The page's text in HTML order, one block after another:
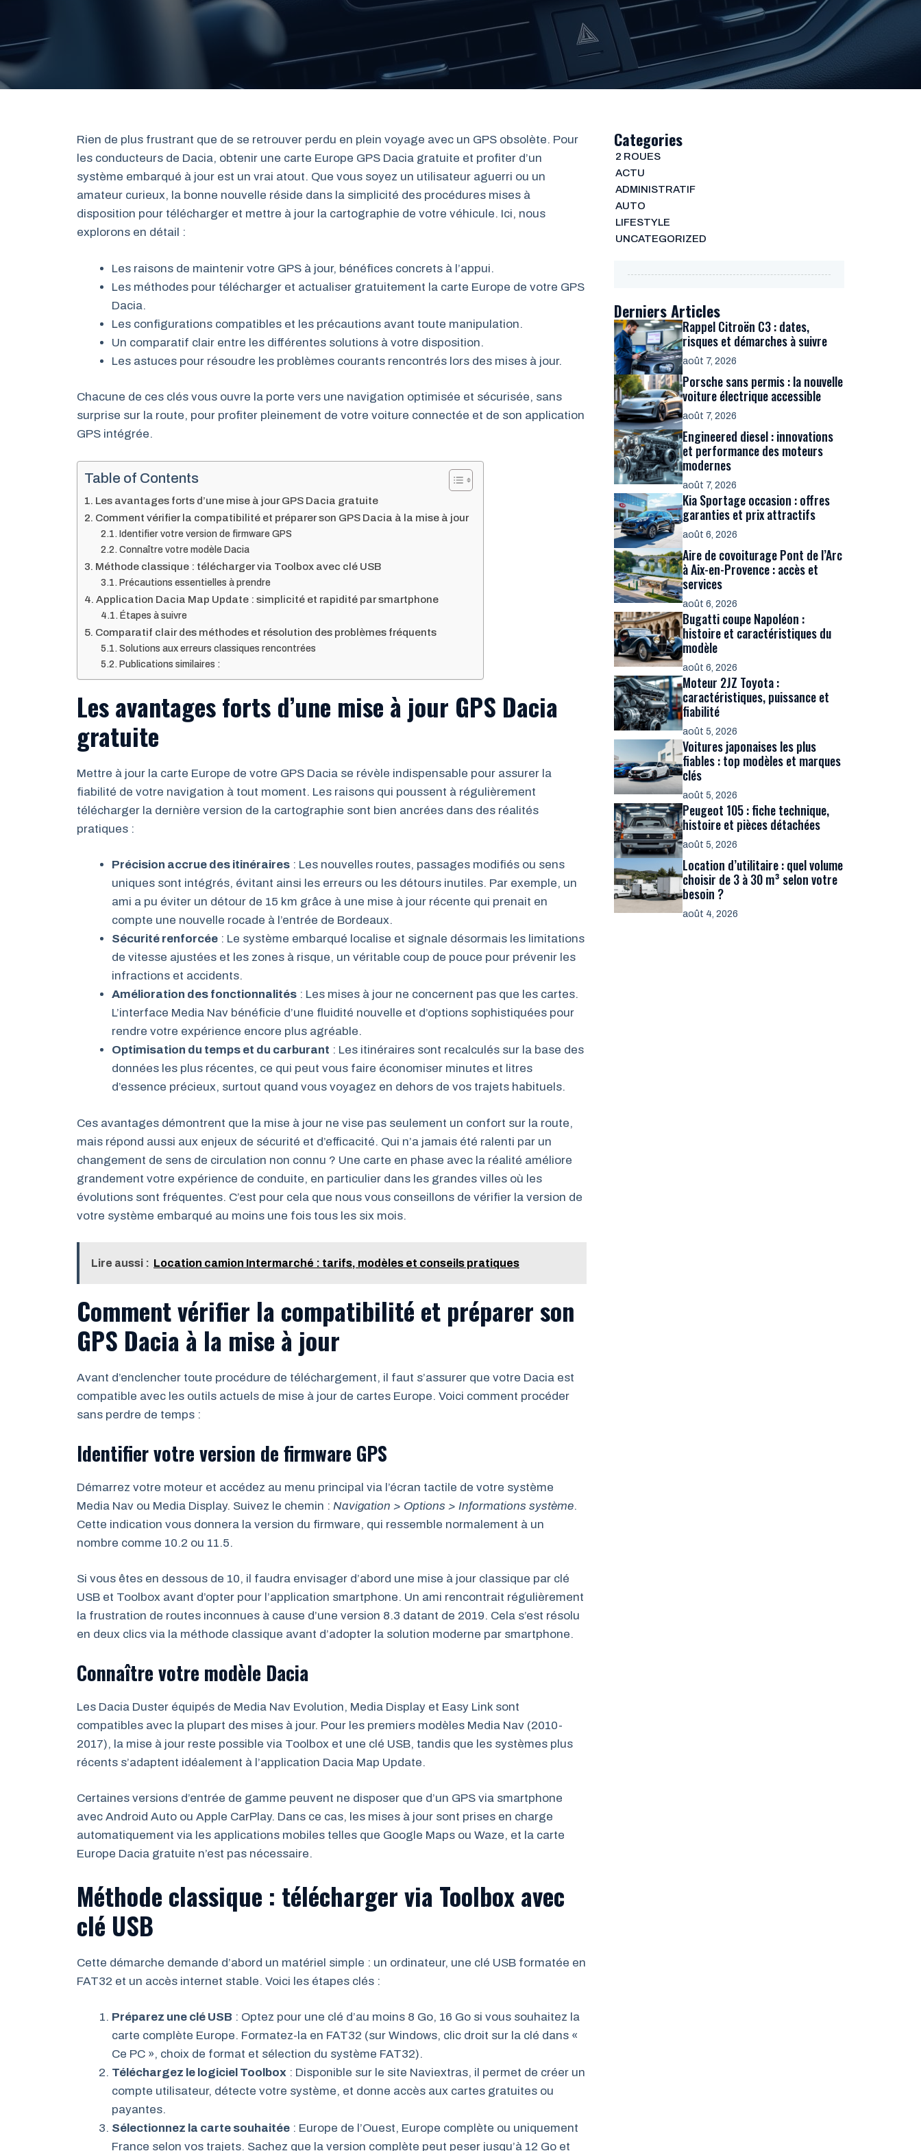
Rien de plus frustrant que de se retrouver perdu en plein voyage avec un GPS obsolète. Pour
les conducteurs de Dacia, obtenir une carte Europe GPS Dacia gratuite et profiter d’un
système embarqué à jour est un vrai atout. Que vous soyez un utilisateur aguerri ou un
amateur curieux, la bonne nouvelle réside dans la simplicité des procédures mises à
disposition pour télécharger et mettre à jour la cartographie de votre véhicule. Ici, nous
explorons en détail :
Les raisons de maintenir votre GPS à jour, bénéfices concrets à l’appui.
Les méthodes pour télécharger et actualiser gratuitement la carte Europe de votre GPS
Dacia.
Les configurations compatibles et les précautions avant toute manipulation.
Un comparatif clair entre les différentes solutions à votre disposition.
Les astuces pour résoudre les problèmes courants rencontrés lors des mises à jour.
Chacune de ces clés vous ouvre la porte vers une navigation optimisée et sécurisée, sans
surprise sur la route, pour profiter pleinement de votre voiture connectée et de son application
GPS intégrée.
Table of Contents
Les avantages forts d’une mise à jour GPS Dacia gratuite
Comment vérifier la compatibilité et préparer son GPS Dacia à la mise à jour
Identifier votre version de firmware GPS
Connaître votre modèle Dacia
Méthode classique : télécharger via Toolbox avec clé USB
Précautions essentielles à prendre
Application Dacia Map Update : simplicité et rapidité par smartphone
Étapes à suivre
Comparatif clair des méthodes et résolution des problèmes fréquents
Solutions aux erreurs classiques rencontrées
Publications similaires :
Les avantages forts d’une mise à jour GPS Dacia
gratuite
Mettre à jour la carte Europe de votre GPS Dacia se révèle indispensable pour assurer la
fiabilité de votre navigation à tout moment. Les raisons qui poussent à régulièrement
télécharger la dernière version de la cartographie sont bien ancrées dans des réalités
pratiques :
Précision accrue des itinéraires : Les nouvelles routes, passages modifiés ou sens
uniques sont intégrés, évitant ainsi les erreurs ou les détours inutiles. Par exemple, un
ami a pu éviter un détour de 15 km grâce à une mise à jour récente qui prenait en
compte une nouvelle rocade à l’entrée de Bordeaux.
Sécurité renforcée : Le système embarqué localise et signale désormais les limitations
de vitesse ajustées et les zones à risque, un véritable coup de pouce pour prévenir les
infractions et accidents.
Amélioration des fonctionnalités : Les mises à jour ne concernent pas que les cartes.
L’interface Media Nav bénéficie d’une fluidité nouvelle et d’options sophistiquées pour
rendre votre expérience encore plus agréable.
Optimisation du temps et du carburant : Les itinéraires sont recalculés sur la base des
données les plus récentes, ce qui peut vous faire économiser minutes et litres
d’essence précieux, surtout quand vous voyagez en dehors de vos trajets habituels.
Ces avantages démontrent que la mise à jour ne vise pas seulement un confort sur la route,
mais répond aussi aux enjeux de sécurité et d’efficacité. Qui n’a jamais été ralenti par un
changement de sens de circulation non connu ? Une carte en phase avec la réalité améliore
grandement votre expérience de conduite, en particulier dans les grandes villes où les
évolutions sont fréquentes. C’est pour cela que nous vous conseillons de vérifier la version de
votre système embarqué au moins une fois tous les six mois.
Lire aussi : Location camion Intermarché : tarifs, modèles et conseils pratiques
Comment vérifier la compatibilité et préparer son
GPS Dacia à la mise à jour
Avant d’enclencher toute procédure de téléchargement, il faut s’assurer que votre Dacia est
compatible avec les outils actuels de mise à jour de cartes Europe. Voici comment procéder
sans perdre de temps :
Identifier votre version de firmware GPS
Démarrez votre moteur et accédez au menu principal via l’écran tactile de votre système
Media Nav ou Media Display. Suivez le chemin : Navigation > Options > Informations système.
Cette indication vous donnera la version du firmware, qui ressemble normalement à un
nombre comme 10.2 ou 11.5.
Si vous êtes en dessous de 10, il faudra envisager d’abord une mise à jour classique par clé
USB et Toolbox avant d’opter pour l’application smartphone. Un ami rencontrait régulièrement
la frustration de routes inconnues à cause d’une version 8.3 datant de 2019. Cela s’est résolu
en deux clics via la méthode classique avant d’adopter la solution moderne par smartphone.
Connaître votre modèle Dacia
Les Dacia Duster équipés de Media Nav Evolution, Media Display et Easy Link sont
compatibles avec la plupart des mises à jour. Pour les premiers modèles Media Nav (2010-
2017), la mise à jour reste possible via Toolbox et une clé USB, tandis que les systèmes plus
récents s’adaptent idéalement à l’application Dacia Map Update.
Certaines versions d’entrée de gamme peuvent ne disposer que d’un GPS via smartphone
avec Android Auto ou Apple CarPlay. Dans ce cas, les mises à jour sont prises en charge
automatiquement via les applications mobiles telles que Google Maps ou Waze, et la carte
Europe Dacia gratuite n’est pas nécessaire.
Méthode classique : télécharger via Toolbox avec
clé USB
Cette démarche demande d’abord un matériel simple : un ordinateur, une clé USB formatée en
FAT32 et un accès internet stable. Voici les étapes clés :
Préparez une clé USB : Optez pour une clé d’au moins 8 Go, 16 Go si vous souhaitez la
carte complète Europe. Formatez-la en FAT32 (sur Windows, clic droit sur la clé dans «
Ce PC », choix de format et sélection du système FAT32).
Téléchargez le logiciel Toolbox : Disponible sur le site Naviextras, il permet de créer un
compte utilisateur, détecte votre système, et donne accès aux cartes gratuites ou
payantes.
Sélectionnez la carte souhaitée : Europe de l’Ouest, Europe complète ou uniquement
France selon vos trajets. Sachez que la version complète peut peser jusqu’à 12 Go et
Categories
2 ROUES
ACTU
ADMINISTRATIF
AUTO
LIFESTYLE
UNCATEGORIZED
Derniers Articles
Rappel Citroën C3 : dates,
risques et démarches à suivre
août 7, 2026
Porsche sans permis : la nouvelle
voiture électrique accessible
août 7, 2026
Engineered diesel : innovations
et performance des moteurs
modernes
août 7, 2026
Kia Sportage occasion : offres
garanties et prix attractifs
août 6, 2026
Aire de covoiturage Pont de l’Arc
à Aix-en-Provence : accès et
services
août 6, 2026
Bugatti coupe Napoléon :
histoire et caractéristiques du
modèle
août 6, 2026
Moteur 2JZ Toyota :
caractéristiques, puissance et
fiabilité
août 5, 2026
Voitures japonaises les plus
fiables : top modèles et marques
clés
août 5, 2026
Peugeot 105 : fiche technique,
histoire et pièces détachées
août 5, 2026
Location d’utilitaire : quel volume
choisir de 3 à 30 m³ selon votre
besoin ?
août 4, 2026